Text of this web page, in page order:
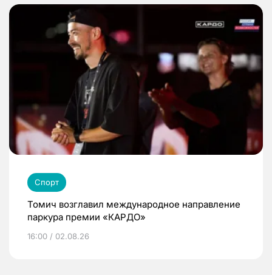
Спорт
Томич возглавил международное направление
паркура премии «КАРДО»
16:00 / 02.08.26